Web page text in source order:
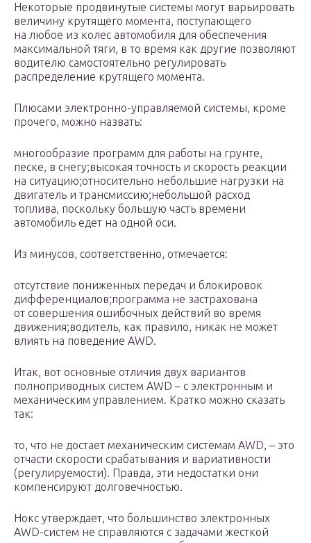
Некоторые продвинутые системы могут варьировать
величину крутящего момента, поступающего
на любое из колес автомобиля для обеспечения
максимальной тяги, в то время как другие позволяют
водителю самостоятельно регулировать
распределение крутящего момента.
Плюсами электронно-управляемой системы, кроме
прочего, можно назвать:
многообразие программ для работы на грунте,
песке, в снегу;высокая точность и скорость реакции
на ситуацию;относительно небольшие нагрузки на
двигатель и трансмиссию;небольшой расход
топлива, поскольку большую часть времени
автомобиль едет на одной оси.
Из минусов, соответственно, отмечается:
отсутствие пониженных передач и блокировок
дифференциалов;программа не застрахована
от совершения ошибочных действий во время
движения;водитель, как правило, никак не может
влиять на поведение AWD.
Итак, вот основные отличия двух вариантов
полноприводных систем AWD – с электронным и
механическим управлением. Кратко можно сказать
так:
то, что не достает механическим системам AWD, – это
отчасти скорости срабатывания и вариативности
(регулируемости). Правда, эти недостатки они
компенсируют долговечностью.
Нокс утверждает, что большинство электронных
AWD-систем не справляются с задачами жесткой